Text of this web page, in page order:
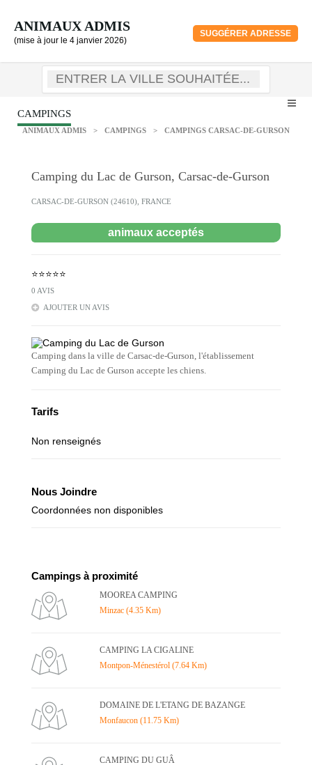
ANIMAUX ADMIS
(mise à jour le 4 janvier 2026)
SUGGÉRER ADRESSE
CAMPINGS
ANIMAUX ADMIS > CAMPINGS > CAMPINGS CARSAC-DE-GURSON
Camping du Lac de Gurson, Carsac-de-Gurson
CARSAC-DE-GURSON (24610), FRANCE
animaux acceptés
⭐⭐⭐⭐⭐
0 AVIS
AJOUTER UN AVIS
Camping dans la ville de Carsac-de-Gurson, l'établissement
Camping du Lac de Gurson accepte les chiens.
Tarifs
Non renseignés
Nous Joindre
Coordonnées non disponibles
Campings à proximité
MOOREA CAMPING
Minzac (4.35 Km)
CAMPING LA CIGALINE
Montpon-Ménestérol (7.64 Km)
DOMAINE DE L'ETANG DE BAZANGE
Monfaucon (11.75 Km)
CAMPING DU GUÂ